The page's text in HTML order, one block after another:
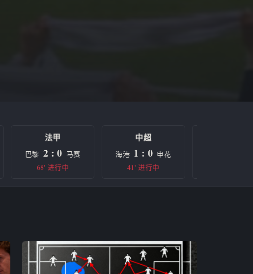
法甲
巴黎 2 : 0 马赛
68' 进行中
中超
海港 1 : 0 申花
41' 进行中